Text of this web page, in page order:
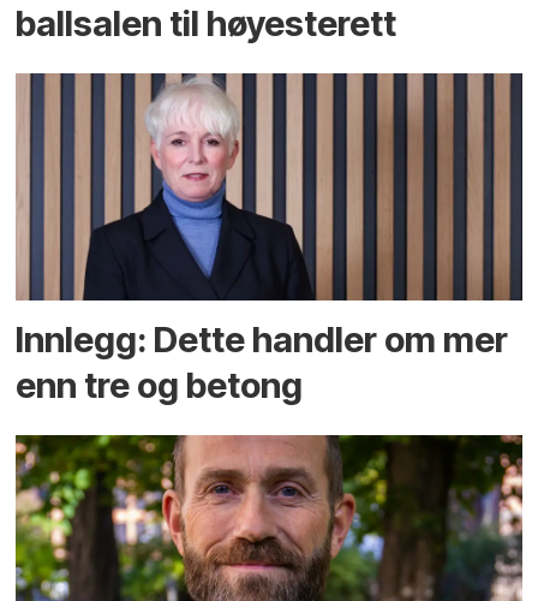
ballsalen til høyesterett
Innlegg: Dette handler om mer
enn tre og betong